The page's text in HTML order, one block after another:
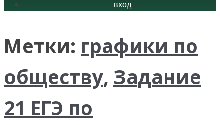
вход
Метки: графики по
обществу, Задание
21 ЕГЭ по